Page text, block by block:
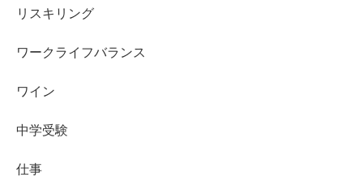
リスキリング
ワークライフバランス
ワイン
中学受験
仕事